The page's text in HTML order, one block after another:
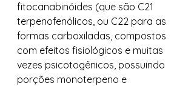
fitocanabinóides (que são C21
terpenofenólicos, ou C22 para as
formas carboxiladas, compostos
com efeitos fisiológicos e muitas
vezes psicotogênicos, possuindo
porções monoterpeno e